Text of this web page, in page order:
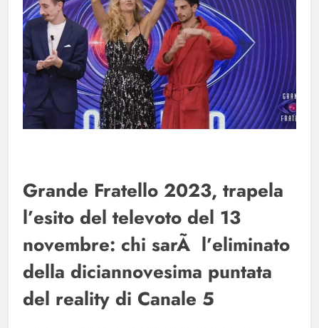
Grande Fratello 2023, trapela
l’esito del televoto del 13
novembre: chi sarÃ l’eliminato
della diciannovesima puntata
del reality di Canale 5